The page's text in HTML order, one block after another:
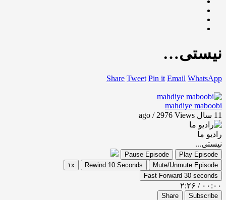
نیستی…
Share Tweet Pin it Email WhatsApp
mahdiye maboobi
11 سال ago / 2976
Views
رادیو ما
نیستی...
Play Episode
Pause Episode
Mute/Unmute Episode
Rewind 10 Seconds
۱x
Fast Forward 30 seconds
۰۰:۰۰ / ۲:۲۶
Subscribe
Share